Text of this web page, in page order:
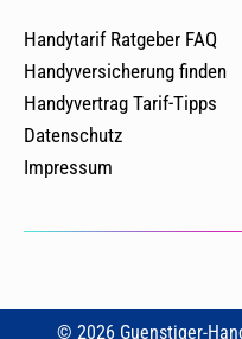
Handytarif Ratgeber FAQ
Handyversicherung finden
Handyvertrag Tarif-Tipps
Datenschutz
Impressum
© 2026 Guenstiger-